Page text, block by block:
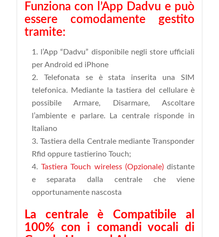
Funziona con l’App Dadvu e può
essere comodamente gestito
tramite:
l’App “Dadvu” disponibile negli store ufficiali
per Android ed iPhone
Telefonata se è stata inserita una SIM
telefonica. Mediante la tastiera del cellulare è
possibile Armare, Disarmare, Ascoltare
l’ambiente e parlare. La centrale risponde in
Italiano
Tastiera della Centrale mediante Transponder
Rfid oppure tastierino Touch;
Tastiera Touch wireless (Opzionale) distante
e separata dalla centrale che viene
opportunamente nascosta
La centrale è Compatibile al
100% con i comandi vocali di